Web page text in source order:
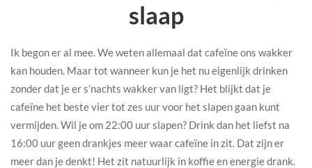
slaap
Ik begon er al mee. We weten allemaal dat cafeïne ons wakker
kan houden. Maar tot wanneer kun je het nu eigenlijk drinken
zonder dat je er s’nachts wakker van ligt? Het blijkt dat je
cafeïne het beste vier tot zes uur voor het slapen gaan kunt
vermijden. Wil je om 22:00 uur slapen? Drink dan het liefst na
16:00 uur geen drankjes meer waar cafeïne in zit. Dat zijn er
meer dan je denkt! Het zit natuurlijk in koffie en energie drank.